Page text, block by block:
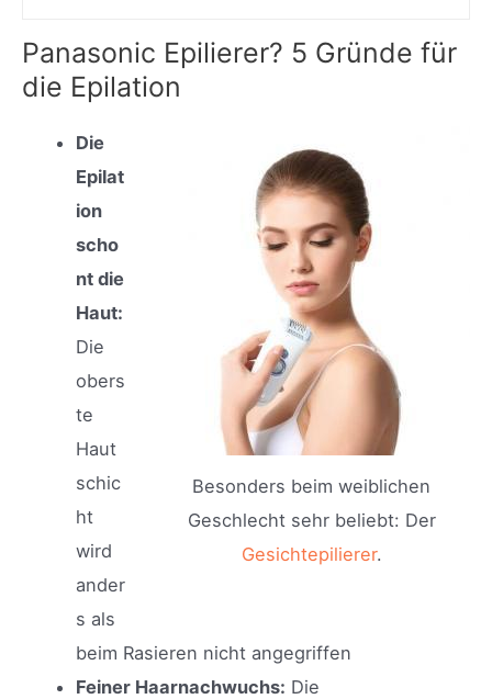
Panasonic Epilierer? 5 Gründe für
die Epilation
Besonders beim weiblichen
Geschlecht sehr beliebt: Der
Gesichtepilierer.
Die
Epilat
ion
scho
nt die
Haut:
Die
obers
te
Haut
schic
ht
wird
ander
s als
beim Rasieren nicht angegriffen
Feiner Haarnachwuchs: Die